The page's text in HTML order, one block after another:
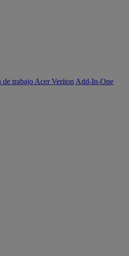
de trabajo Acer Veriton Add-In-One